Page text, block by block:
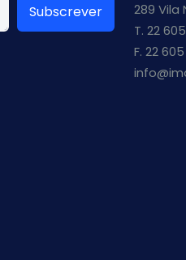
Subscrever
289 Vila
T. 22
F. 22